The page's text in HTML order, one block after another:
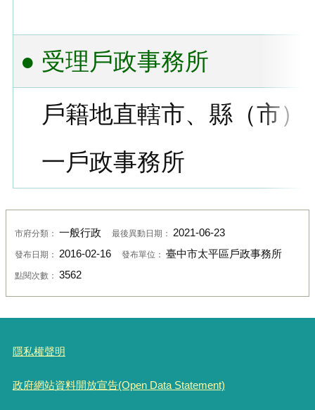
● 受理戶政事務所
戶籍地直轄市、縣（市）
一戶政事務所
市府分類： 一般行政 最後異動日期： 2021-06-23
發布日期： 2016-02-16 發布單位： 臺中市太平區戶政事務所
點閱次數： 3562
隱私權聲明
政府網站資料開放宣告(Open Data Statement)